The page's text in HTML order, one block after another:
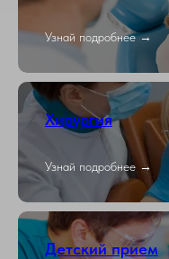
Узнай подробнее →
Хирургия
Узнай подробнее →
Детский прием